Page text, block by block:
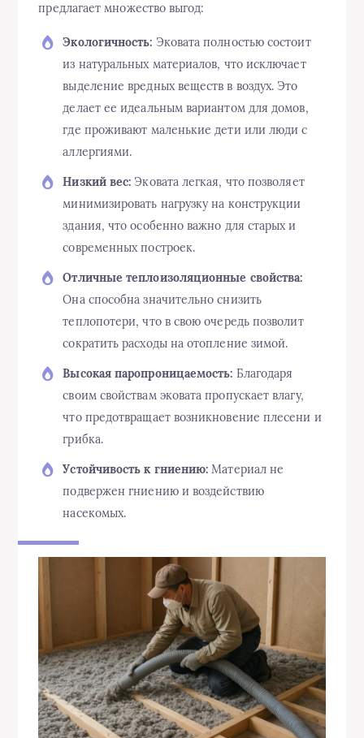
предлагает множество выгод:
Экологичность: Эковата полностью состоит
из натуральных материалов, что исключает
выделение вредных веществ в воздух. Это
делает ее идеальным вариантом для домов,
где проживают маленькие дети или люди с
аллергиями.
Низкий вес: Эковата легкая, что позволяет
минимизировать нагрузку на конструкции
здания, что особенно важно для старых и
современных построек.
Отличные теплоизоляционные свойства:
Она способна значительно снизить
теплопотери, что в свою очередь позволит
сократить расходы на отопление зимой.
Высокая паропроницаемость: Благодаря
своим свойствам эковата пропускает влагу,
что предотвращает возникновение плесени и
грибка.
Устойчивость к гниению: Материал не
подвержен гниению и воздействию
насекомых.